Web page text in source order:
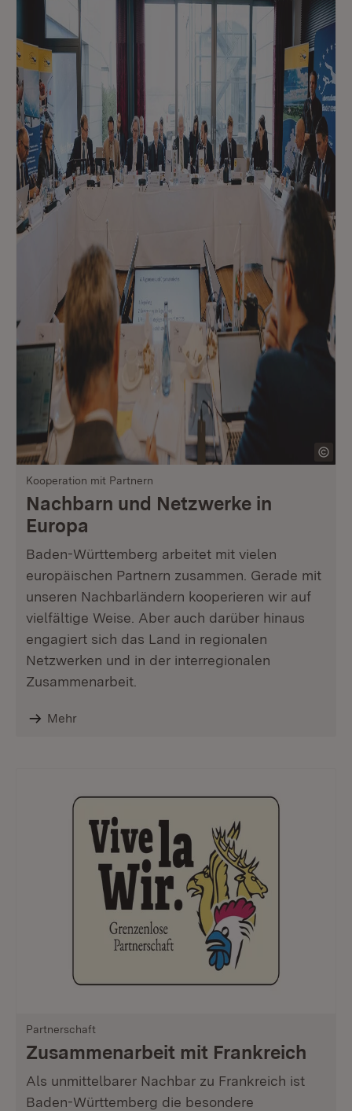
Kooperation mit Partnern
Nachbarn und Netzwerke in
Europa
Baden-Württemberg arbeitet mit vielen
europäischen Partnern zusammen. Gerade mit
unseren Nachbarländern kooperieren wir auf
vielfältige Weise. Aber auch darüber hinaus
engagiert sich das Land in regionalen
Netzwerken und in der interregionalen
Zusammenarbeit.
Mehr
Partnerschaft
Zusammenarbeit mit Frankreich
Als unmittelbarer Nachbar zu Frankreich ist
Baden-Württemberg die besondere